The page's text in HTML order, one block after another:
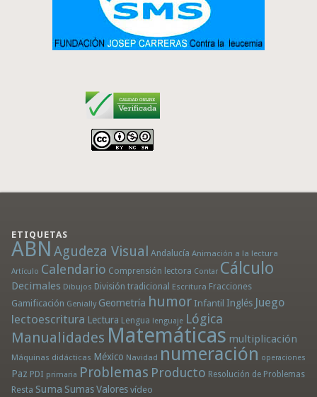
ETIQUETAS
ABN Agudeza Visual Andalucía Animación a la lectura
Artículo Calendario Comprensión lectora Contar Cálculo
Decimales Dibujos División tradicional Escritura Fracciones
Gamificación Genially Geometría humor Infantil Inglés Juego
lectoescritura Lectura Lengua lenguaje Lógica
Manualidades Matemáticas multiplicación
Máquinas didácticas México Navidad numeración operaciones
Paz PDI primaria Problemas Producto Resolución de Problemas
Resta Suma Sumas Valores vídeo